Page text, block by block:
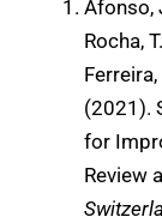
Afonso,
Rocha,
(2021).
for
Review